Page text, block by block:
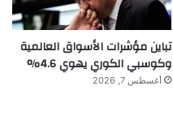
تباين مؤشرات الأسواق العالمية
وكوسبي الكوري يهوي 4.6%
أغسطس 7, 2026